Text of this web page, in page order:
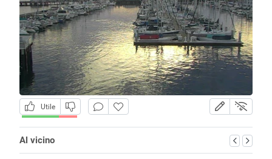
Utile
Al vicino